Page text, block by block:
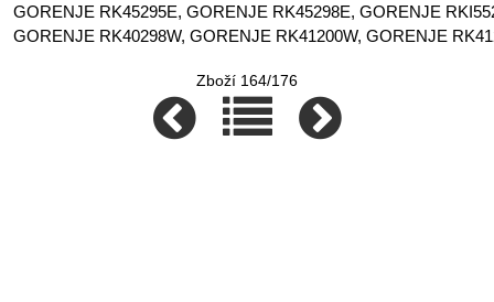
GORENJE RK45295E, GORENJE RK45298E, GORENJE
GORENJE RK40298W, GORENJE RK41200W, GORENJE
Zboží 164/176